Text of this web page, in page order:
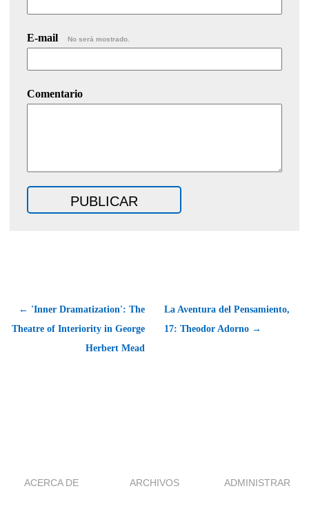
E-mail No será mostrado.
Comentario
← 'Inner Dramatization': The
Theatre of Interiority in George
Herbert Mead
La Aventura del Pensamiento,
17: Theodor Adorno →
ACERCA DE ARCHIVOS ADMINISTRAR